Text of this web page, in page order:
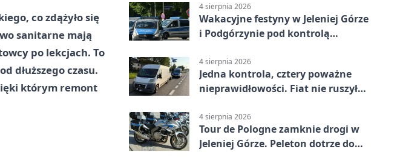
co zdążyło się
sanitarne mają
po lekcjach. To
dłuższego czasu.
którym remont
4 sierpnia 2026
Wakacyjne festyny w Jeleniej Górze
i Podgórzynie pod kontrolą
4 sierpnia 2026
Jedna kontrola, cztery poważne
nieprawidłowości. Fiat nie ruszył
4 sierpnia 2026
Tour de Pologne zamknie drogi w
Jeleniej Górze. Peleton dotrze do